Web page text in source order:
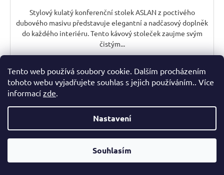
Tento web používá soubory cookie. Dalším procházením
tohoto webu vyjadřujete souhlas s jejich používáním.. Více
informací zde.
Nastavení
Souhlasím
Stylový kulatý konferenční stolek ASLAN z poctivého
dubového masivu představuje elegantní a nadčasový doplněk
do každého interiéru. Tento kávový stoleček zaujme svým
čistým...
55 cm 74 cm
AKCE Kód:JAKOLIDO/60